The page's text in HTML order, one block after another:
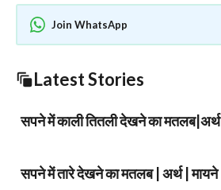
Join WhatsApp
Latest Stories
सपने में काली तितली देखने का मतलब|अर्थ
सपने में तारे देखने का मतलब | अर्थ | मायने